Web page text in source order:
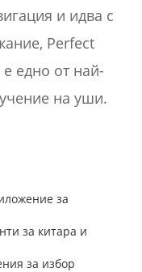
и идва с
Perfect
едно от най-
на уши.
за
за китара и
за избор